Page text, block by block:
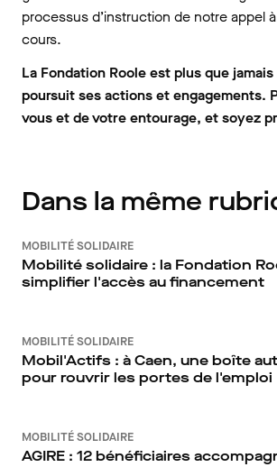
processus d’instruction de notre appel
cours.
La Fondation Roole est plus que
poursuit ses actions et engagements.
vous et de votre entourage, et soyez
Dans la même
MOBILITÉ SOLIDAIRE
Mobilité solidaire : la Fondation
simplifier l'accès au financement
MOBILITÉ SOLIDAIRE
Mobil'Actifs : à Caen, une boîte
pour rouvrir les portes de l'emploi
MOBILITÉ SOLIDAIRE
AGIRE : 12 bénéficiaires